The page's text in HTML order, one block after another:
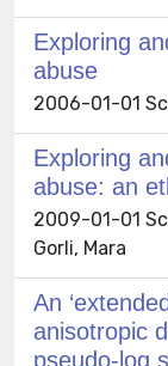
Exploring
abuse
2006-01-01
Exploring
abuse: an
2009-01-01
Gorli, Mara
An
anisotropic
pseudo-log